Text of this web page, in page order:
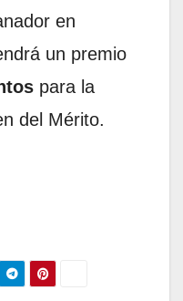
en
un premio
para la
del Mérito.